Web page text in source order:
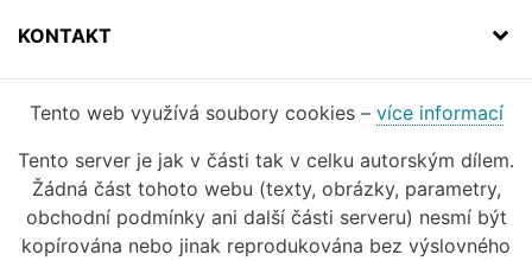
KONTAKT
Tento web využívá soubory cookies – více informací
Tento server je jak v části tak v celku autorským dílem.
Žádná část tohoto webu (texty, obrázky, parametry,
obchodní podmínky ani další části serveru) nesmí být
kopírována nebo jinak reprodukována bez výslovného